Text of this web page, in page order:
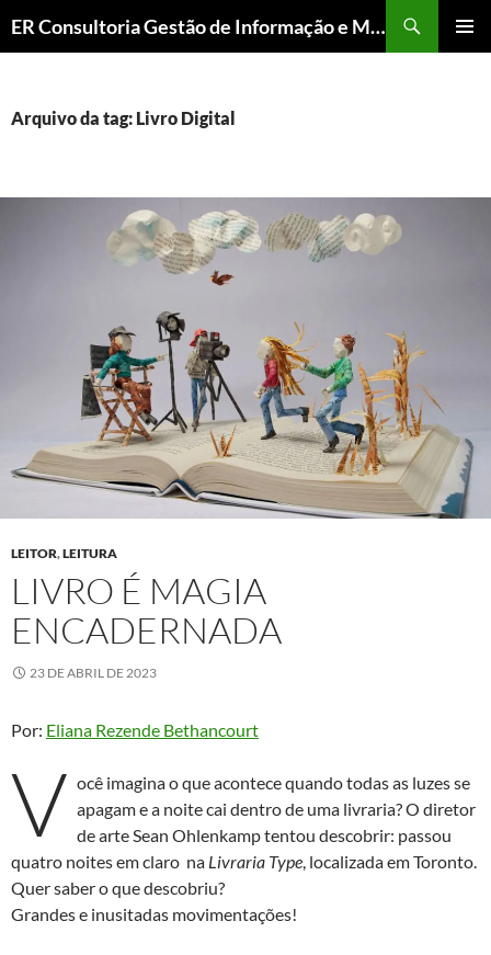
ER Consultoria Gestão de Informação e Memória Institucional
CONTEÚDO
Arquivo da tag: Livro Digital
LEITOR,LEITURA
LIVRO É MAGIA
ENCADERNADA
23 DE ABRIL DE 2023
Por: Eliana Rezende Bethancourt
V ocê imagina o que acontece quando todas as luzes se
apagam e a noite cai dentro de uma livraria? O diretor
de arte Sean Ohlenkamp tentou descobrir: passou
quatro noites em claro na Livraria Type, localizada em Toronto.
Quer saber o que descobriu?
Grandes e inusitadas movimentações!